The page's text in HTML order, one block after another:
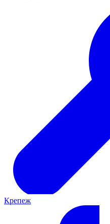
Крепеж